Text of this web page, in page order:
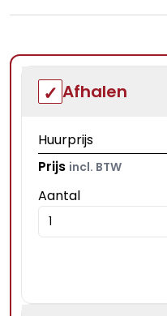
Afhalen
Huurprijs
Prijs incl. BTW
Aantal